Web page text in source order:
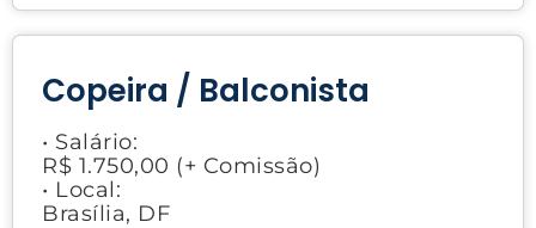
Copeira / Balconista
• Salário:
R$ 1.750,00 (+ Comissão)
• Local:
Brasília, DF